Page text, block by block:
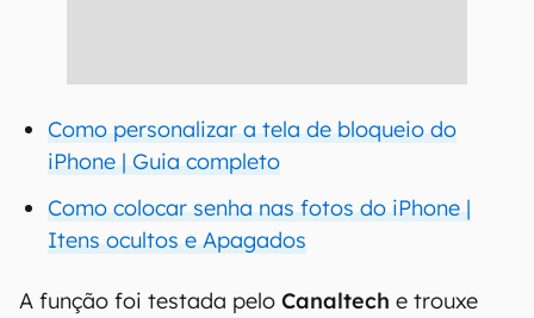
Como personalizar a tela de bloqueio do
iPhone | Guia completo
Como colocar senha nas fotos do iPhone |
Itens ocultos e Apagados
A função foi testada pelo Canaltech e trouxe